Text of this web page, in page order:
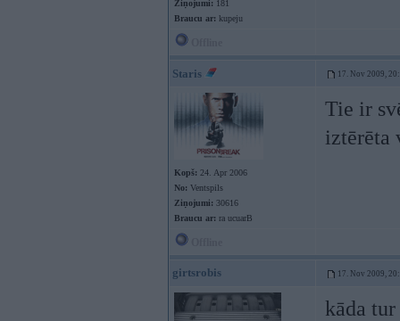
Ziņojumi: 181
Braucu ar: kupeju
Staris 17. Nov 2009,
Kopš: 24. Apr 2006
No: Ventspils
Ziņojumi: 30616
Braucu ar: ra ucuarB
Tie ir
iztērēta
girtsrobis 17. Nov 2009,
kāda